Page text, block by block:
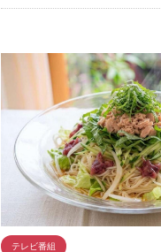
テレビ番組